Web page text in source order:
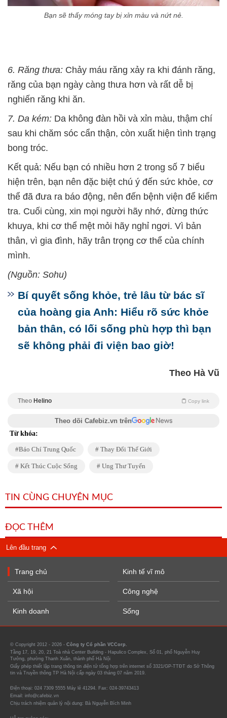
Bạn sẽ thấy móng tay bị xỉn màu và nứt nẻ.
6. Răng thưa: Chảy máu răng xảy ra khi đánh răng,
răng của bạn ngày càng thưa hơn và rất dễ bị
nghiến răng khi ăn.
7. Da kém: Da không đàn hồi và xỉn màu, thậm chí
sau khi chăm sóc cẩn thận, còn xuất hiện tình trạng
bong tróc.
Kết quả: Nếu bạn có nhiều hơn 2 trong số 7 biểu
hiện trên, bạn nên đặc biệt chú ý đến sức khỏe, cơ
thể đã đưa ra báo động, nên đến bệnh viện để kiểm
tra. Cuối cùng, xin mọi người hãy nhớ, đừng thức
khuya, khi cơ thể mệt mỏi hãy nghỉ ngơi. Vì bản
thân, vì gia đình, hãy trân trọng cơ thể của chính
mình.
(Nguồn: Sohu)
Bí quyết sống khỏe, trẻ lâu từ bác sĩ
của hoàng gia Anh: Hiểu rõ sức khỏe
bản thân, có lối sống phù hợp thì bạn
sẽ không phải đi viện bao giờ!
Theo Hà Vũ
Theo Helino Copy link
Theo dõi Cafebiz.vn trên
Từ khóa:
Báo Chí Trung Quốc Thay Đổi Thế Giới
Kết Thúc Cuộc Sống Ung Thư Tuyến
TIN CÙNG CHUYÊN MỤC
ĐỌC THÊM
Lên đầu trang
Trang chủ
Xã hội
Kinh doanh
Kinh tế vĩ mô
Công nghệ
Sống
© Copyright 2012 - 2026 - Công ty Cổ phần VCCorp.
Tầng 17, 19, 20, 21 Toà nhà Center Building - Hapulico Complex, Số 01, phố Nguyễn Huy
Tưởng, phường Thanh Xuân, thành phố Hà Nội
Giấy phép thiết lập trang thông tin điện tử tổng hợp trên internet số 3321/GP-TTĐT do Sở Thông
tin và Truyền thông TP Hà Nội cấp ngày 03 tháng 07 năm 2019.
Điện thoại: 024 7309 5555 Máy lẻ 41294. Fax: 024-39743413
Email: info@cafebiz.vn
Chịu trách nhiệm quản lý nội dung: Bà Nguyễn Bích Minh